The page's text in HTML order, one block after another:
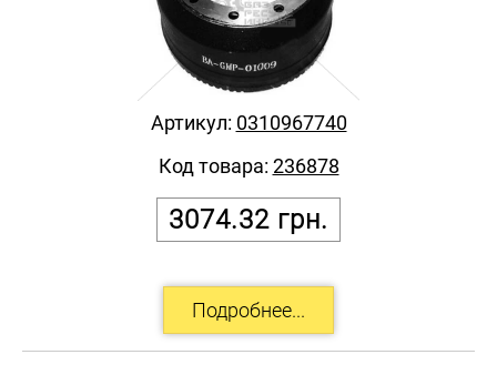
3074.32 грн.
Артикул: 0310967740
Код товара: 236878